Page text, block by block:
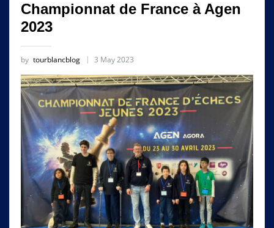
Championnat de France à Agen
2023
by tourblancblog 3 May 2023